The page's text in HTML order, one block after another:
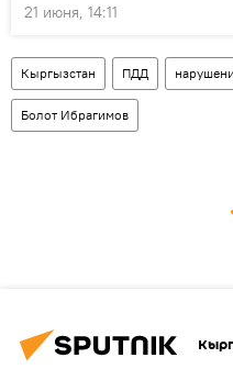
21 июня, 14:11
Кыргызстан ПДД
Болот Ибрагимов